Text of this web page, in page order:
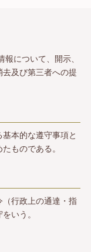
について、開示、
去及び第三者への提
本的な遵守事項と
ものである。
（行政上の通達・指
いう。